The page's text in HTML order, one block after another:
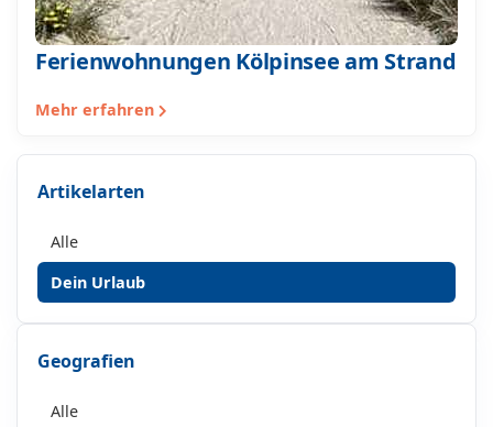
Ferienwohnungen Kölpinsee am Strand
Mehr erfahren
Artikelarten
Alle
Dein Urlaub
Geografien
Alle